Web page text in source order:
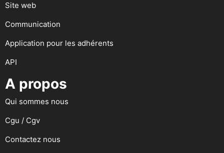
Site web
Communication
Application pour les adhérents
API
A propos
Qui sommes nous
Cgu / Cgv
Contactez nous